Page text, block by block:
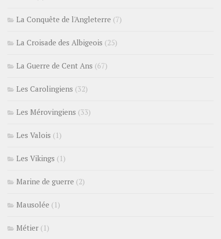
La Conquête de l'Angleterre (7)
La Croisade des Albigeois (25)
La Guerre de Cent Ans (67)
Les Carolingiens (32)
Les Mérovingiens (33)
Les Valois (1)
Les Vikings (1)
Marine de guerre (2)
Mausolée (1)
Métier (1)